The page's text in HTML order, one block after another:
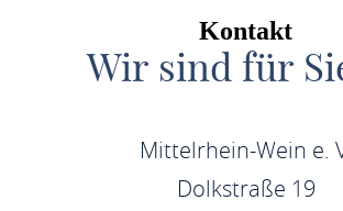
Kontakt
Wir sind für
Mittelrhein-Wein e.
Dolkstraße 19